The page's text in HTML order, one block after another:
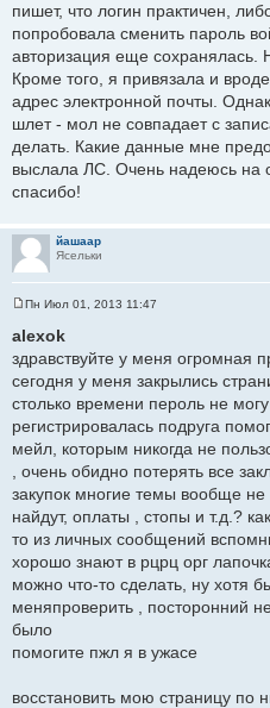
пишет, что логин практичен,
попробовала сменить пароль
авторизация еще сохранялась.
Кроме того, я привязала и
адрес электронной почты.
шлет - мол не совпадает с
делать. Какие данные мне
выслала ЛС. Очень надеюсь на
спасибо!
йашаар
Ясельки
о
б
щ
е
н
е
Пн Июл 01, 2013 11:47
alexok
здравствуйте у меня огромная
сегодня у меня закрылись
столько времени пероль не
регистрировалась подруга
мейл, которым никогда не
, очень обидно потерять все
закупок многие темы вообще
найдут, оплаты , стопы и т.д.?
то из личных сообщений
хорошо знают в рцрц орг
можно что-то сделать, ну хотя
меняпроверить , посторонний
было
помогите пжл я в ужасе
восстановить мою страницу по